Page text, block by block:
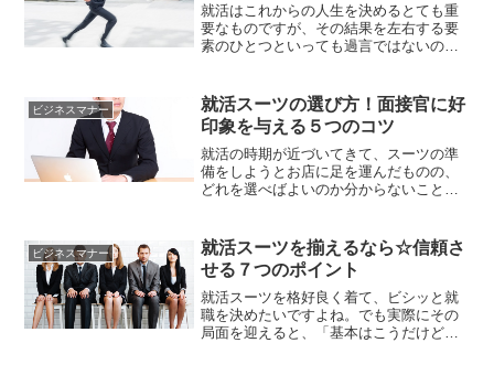
就活はこれからの人生を決めるとても重
要なものですが、その結果を左右する要
素のひとつといっても過言ではないのが
大事なのはいうまでもありませんが、ど
んなに優秀な面接官でも一目見てその人
の人柄を見抜くのは至難の業ですよね。
つまり、その見極めに第一印象は大...
ビジネスマナー
就活スーツの選び方！面接官に好
印象を与える５つのコツ
就活の時期が近づいてきて、スーツの準
備をしようとお店に足を運んだものの、
どれを選べばよいのか分からないことっ
す。リクルートスーツと書いてあるもの
は、就活生用ではあるのですが、その中
でどのようなスーツを選ぶと面接で好印
象になるのか、気になるところでし...
ビジネスマナー
就活スーツを揃えるなら☆信頼さ
せる７つのポイント
就活スーツを格好良く着て、ビシッと就
職を決めたいですよね。でも実際にその
局面を迎えると、「基本はこうだけど、